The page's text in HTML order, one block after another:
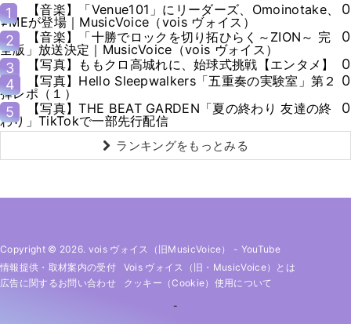
1
【音楽】「Venue101」にリーダーズ、Omoinotake、
≠MEが登場｜MusicVoice（vois ヴォイス）
0
2
【音楽】「十勝でロックを切り拓ひらく～ZION～ 完
全版」放送決定｜MusicVoice（vois ヴォイス）
0
3
【写真】ももクロ高城れに、始球式挑戦【エンタメ】
0
4
【写真】Hello Sleepwalkers「五重奏の実験室」第２
弾レポ（１）
0
5
【写真】THE BEAT GARDEN「夏の終わり 友達の終
わり」TikTokで一部先行配信
0
ランキングをもっとみる
Copyright © 2026. vois ヴォイス（旧MusicVoice） - YouTube
情報提供・取材案内の受付
Vois ヴォイス（旧・MusicVoice）とは
広告に関するお問い合わせ
クッキー（cookie）使用について
-